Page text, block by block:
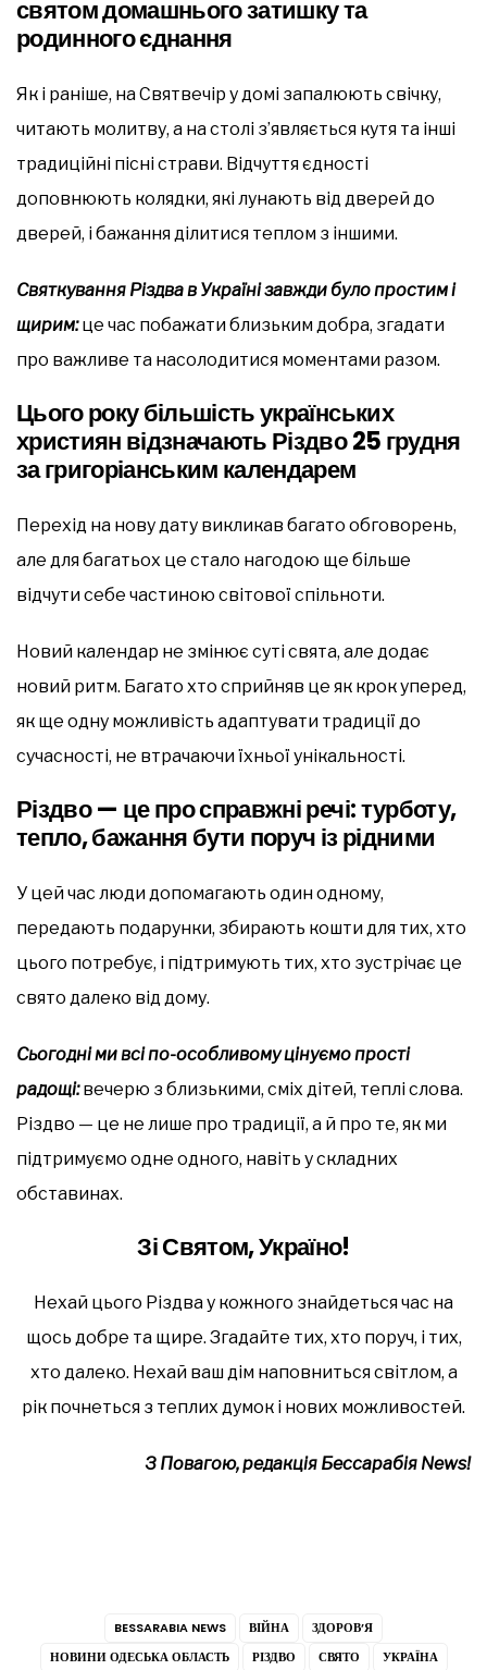
святом домашнього затишку та
родинного єднання
Як і раніше, на Святвечір у домі запалюють свічку,
читають молитву, а на столі з’являється кутя та інші
традиційні пісні страви. Відчуття єдності
доповнюють колядки, які лунають від дверей до
дверей, і бажання ділитися теплом з іншими.
Святкування Різдва в Україні завжди було простим і
щирим:це час побажати близьким добра, згадати
про важливе та насолодитися моментами разом.
Цього року більшість українських
християн відзначають Різдво 25 грудня
за григоріанським календарем
Перехід на нову дату викликав багато обговорень,
але для багатьох це стало нагодою ще більше
відчути себе частиною світової спільноти.
Новий календар не змінює суті свята, але додає
новий ритм. Багато хто сприйняв це як крок уперед,
як ще одну можливість адаптувати традиції до
сучасності, не втрачаючи їхньої унікальності.
Різдво — це про справжні речі: турботу,
тепло, бажання бути поруч із рідними
У цей час люди допомагають один одному,
передають подарунки, збирають кошти для тих, хто
цього потребує, і підтримують тих, хто зустрічає це
свято далеко від дому.
Сьогодні ми всі по-особливому цінуємо прості
радощі:вечерю з близькими, сміх дітей, теплі слова.
Різдво — це не лише про традиції, а й про те, як ми
підтримуємо одне одного, навіть у складних
обставинах.
Зі Святом, Україно!
Нехай цього Різдва у кожного знайдеться час на
щось добре та щире. Згадайте тих, хто поруч, і тих,
хто далеко. Нехай ваш дім наповниться світлом, а
рік почнеться з теплих думок і нових можливостей.
З Повагою, редакція Бессарабія News!
BESSARABIA NEWS ВІЙНА
ЗДОРОВ’Я
НОВИНИ ОДЕСЬКА ОБЛАСТЬ
РІЗДВО СВЯТО УКРАЇНА